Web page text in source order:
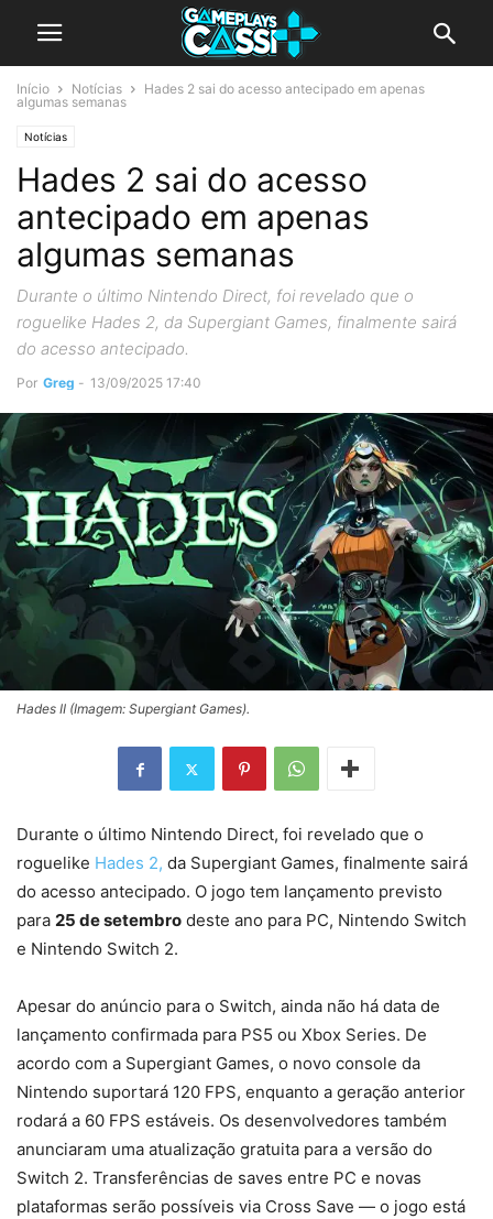
Início Notícias
Hades 2 sai do acesso antecipado em apenas
algumas semanas
Notícias
Hades 2 sai do acesso
antecipado em apenas
algumas semanas
Durante o último Nintendo Direct, foi revelado que o
roguelike Hades 2, da Supergiant Games, finalmente sairá
do acesso antecipado.
Por Greg - 13/09/2025 17:40
Hades II (Imagem: Supergiant Games).
Durante o último Nintendo Direct, foi revelado que o
roguelike Hades 2, da Supergiant Games, finalmente sairá
do acesso antecipado. O jogo tem lançamento previsto
para 25 de setembro deste ano para PC, Nintendo Switch
e Nintendo Switch 2.
Apesar do anúncio para o Switch, ainda não há data de
lançamento confirmada para PS5 ou Xbox Series. De
acordo com a Supergiant Games, o novo console da
Nintendo suportará 120 FPS, enquanto a geração anterior
rodará a 60 FPS estáveis. Os desenvolvedores também
anunciaram uma atualização gratuita para a versão do
Switch 2. Transferências de saves entre PC e novas
plataformas serão possíveis via Cross Save — o jogo está